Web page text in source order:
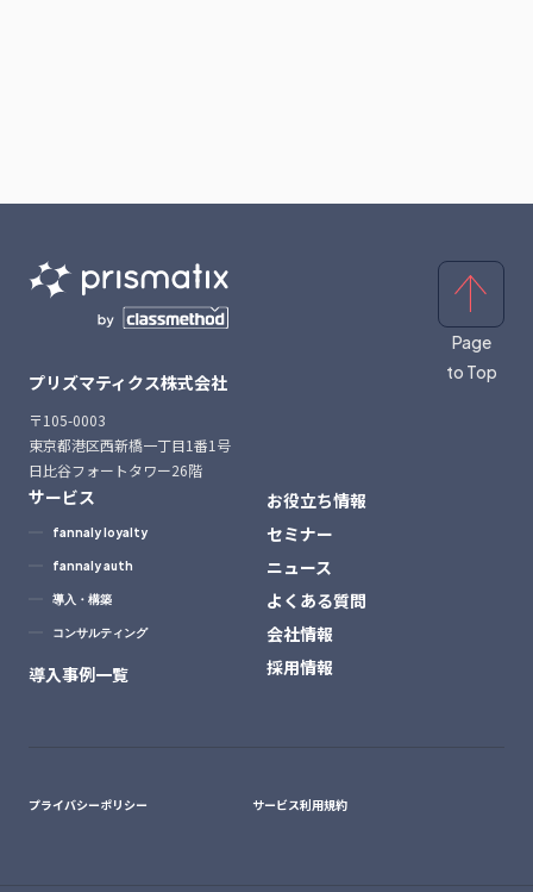
プリズマティクス株式会社
〒105-0003
東京都港区西新橋一丁目1番1号
日比谷フォートタワー26階
サービス
fannaly loyalty
fannaly auth
導入・構築
コンサルティング
導入事例一覧
お役立ち情報
セミナー
ニュース
よくある質問
会社情報
採用情報
プライバシーポリシー サービス利用規約
Page
to Top